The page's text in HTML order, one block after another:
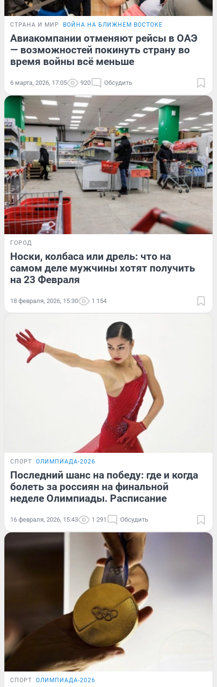
СТРАНА И МИР ВОЙНА НА БЛИЖНЕМ ВОСТОКЕ
Авиакомпании отменяют рейсы в ОАЭ
— возможностей покинуть страну во
время войны всё меньше
6 марта, 2026, 17:05 920 Обсудить
ГОРОД
Носки, колбаса или дрель: что на
самом деле мужчины хотят получить
на 23 Февраля
18 февраля, 2026, 15:30 1 154
СПОРТ ОЛИМПИАДА-2026
Последний шанс на победу: где и когда
болеть за россиян на финальной
неделе Олимпиады. Расписание
16 февраля, 2026, 15:43 1 291 Обсудить
СПОРТ ОЛИМПИАДА-2026